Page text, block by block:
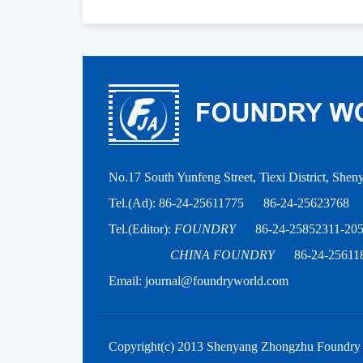
No.17 South Yunfeng Street, Tiexi District,
Tel.(Ad): 86-24-25611775
86-24-25623768
Tel.(Editor): FOUNDRY
86-24-25852311-205
CHINA FOUNDRY
86-24-
Email: journal@foundryworld.com
Copyright(c) 2013 Shenyang Zhongzhu